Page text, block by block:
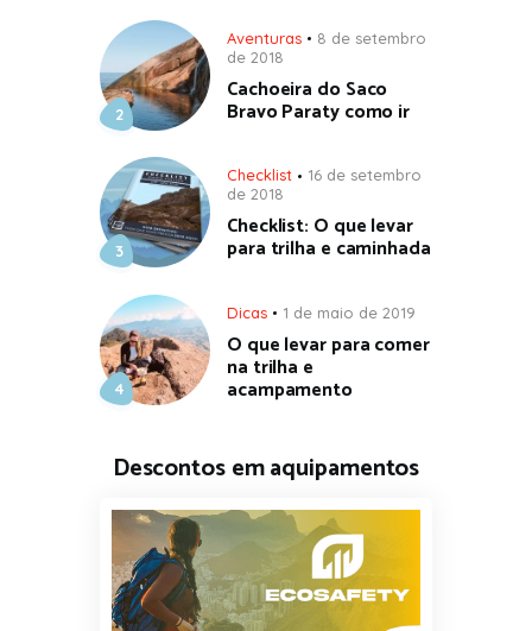
Aventuras
8 de setembro
de 2018
Cachoeira do Saco
Bravo Paraty como ir
Checklist
16 de setembro
de 2018
Checklist: O que levar
para trilha e caminhada
Dicas 1 de maio de 2019
O que levar para comer
na trilha e
acampamento
Descontos em aquipamentos